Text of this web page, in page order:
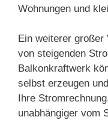
Wohnungen und
Ein weiterer
von steigenden
Balkonkraftwerk
selbst erzeugen
Ihre
unabhängiger vom